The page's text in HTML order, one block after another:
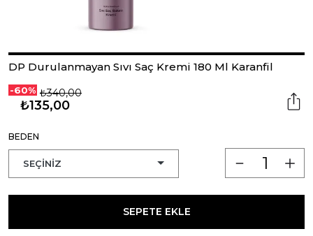
DP Durulanmayan Sıvı Saç Kremi 180 Ml Karanfil
-60% ₺340,00
₺135,00
BEDEN
SEPETE EKLE